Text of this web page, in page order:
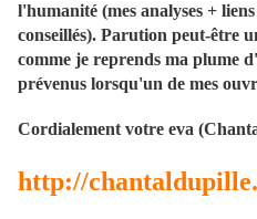
l'humanité (mes analyses +
conseillés). Parution peut-être
comme je reprends ma plume
prévenus lorsqu'un de mes
Cordialement votre eva
http://